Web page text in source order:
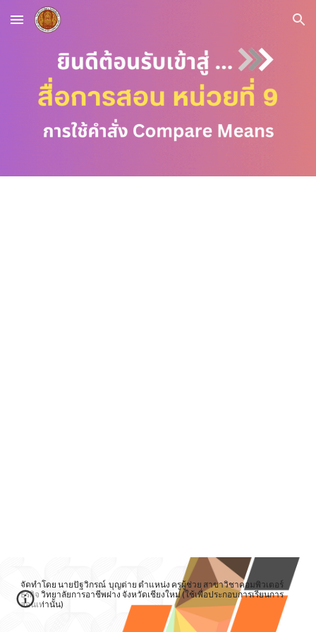
Skip to main content Skip to navigation
จัดทำโดย นายปัฐวิกรณ์ บุญต่าย ตำแหน่ง ครูผู้ช่วย สาขาวิชาคอมพิวเตอร์
ธุรกิจ วิทยาลัยการอาชีพฝาง จังหวัดเชียงใหม่ (ใช้เพื่อประกอบการเรียนการ
สอนเท่านั้น)